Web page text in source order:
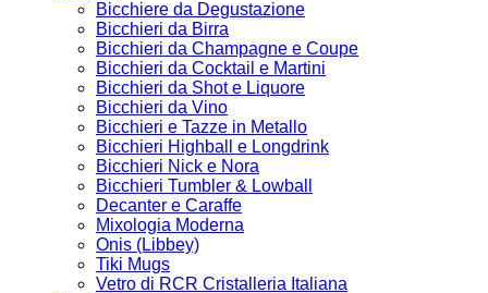
Bicchiere da Degustazione
Bicchieri da Birra
Bicchieri da Champagne e Coupe
Bicchieri da Cocktail e Martini
Bicchieri da Shot e Liquore
Bicchieri da Vino
Bicchieri e Tazze in Metallo
Bicchieri Highball e Longdrink
Bicchieri Nick e Nora
Bicchieri Tumbler & Lowball
Decanter e Caraffe
Mixologia Moderna
Onis (Libbey)
Tiki Mugs
Vetro di RCR Cristalleria Italiana